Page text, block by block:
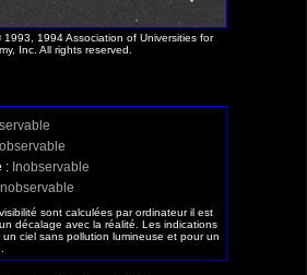
1993, 1994 Association of Universities for
Inc. All rights reserved.
: Inobservable
Inobservable
sont calculées par ordinateur il est
décalage avec la réalité. Les indications
ciel sans pollution lumineuse et pour un